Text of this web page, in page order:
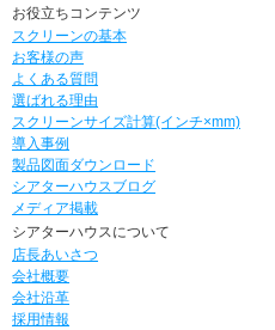
お役立ちコンテンツ
スクリーンの基本
お客様の声
よくある質問
選ばれる理由
スクリーンサイズ計算(インチ×mm)
導入事例
製品図面ダウンロード
シアターハウスブログ
メディア掲載
シアターハウスについて
店長あいさつ
会社概要
会社沿革
採用情報